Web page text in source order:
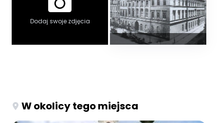
Dodaj swoje zdjęcia
W okolicy tego miejsca